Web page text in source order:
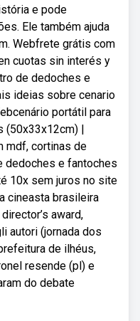
e pode
Ele também ajuda
Webfrete grátis com
cuotas sin interés y
de dedoches e
ideias sobre cenario
portátil para
(50x33x12cm) |
mdf, cortinas de
dedoches e fantoches
10x sem juros no site
cineasta brasileira
award,
autori (jornada dos
de ilhéus,
resende (pl) e
do debate